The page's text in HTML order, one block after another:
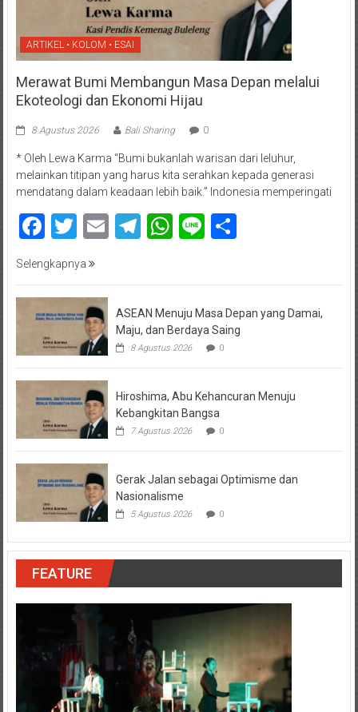
ARTIKEL • KOLOM • ESAI
Merawat Bumi Membangun Masa Depan melalui
Ekoteologi dan Ekonomi Hijau
8 Agustus 2026 Bali Sharing 0
* Oleh Lewa Karma “Bumi bukanlah warisan dari leluhur,
melainkan titipan yang harus kita serahkan kepada generasi
mendatang dalam keadaan lebih baik.” Indonesia memperingati
Facebook
Twitter
EmailTelegram
WhatsApp
LineShare
Selengkapnya
ASEAN Menuju Masa Depan yang Damai,
Maju, dan Berdaya Saing
8 Agustus 2026 0
Hiroshima, Abu Kehancuran Menuju
Kebangkitan Bangsa
7 Agustus 2026 0
Gerak Jalan sebagai Optimisme dan
Nasionalisme
5 Agustus 2026 0
FEATURE